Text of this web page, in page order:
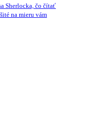
Sherlocka, čo čítať
na mieru vám